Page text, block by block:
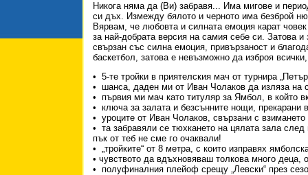
Никога няма да (Ви) забравя... Има мигове и
си дъх. Измежду бялото и черното има безброй
Вярвам, че любовта и силната емоция карат
за най-добрата версия на самия себе си. Затова
свързан със силна емоция, привързаност и
баскетбол, затова е невъзможно да изброя
• 5-те тройки в приятелския мач от турнира
• шанса, даден ми от Иван Чолаков да изляза на
• първия ми мач като титуляр за Ямбол, в който
• ключа за залата и безсънните нощи, прекарани
• уроците от Иван Чолаков, свързани с
• та забравяли се тюхкането на цялата зала
пък от теб не сме го очаквали!
• „тройките“ от 8 метра, с които изправях
• чувството да вдъхновяваш толкова много деца,
• полуфиналния плейоф срещу „Левски“ през